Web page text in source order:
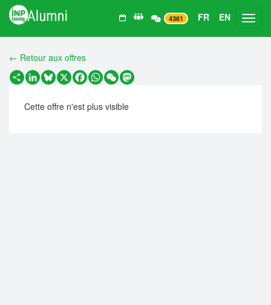
4361 FR EN
← Retour aux offres
PartagerLinkedIn
Bluesky
X Facebook
WhatsApp
WeChatMastodon
Cette offre n'est plus visible